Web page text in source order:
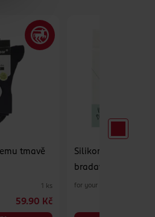
tmavě
1 ks
59.90 Kč
Silikonové
bradavky
for your Beauty